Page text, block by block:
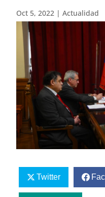
Oct 5, 2022 |Actualidad
Twitter